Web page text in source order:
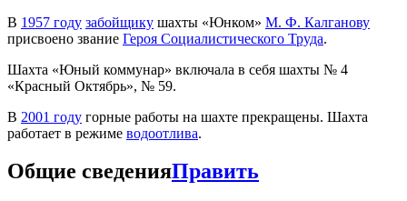
В 1957 году забойщику шахты «Юнком» М. Ф. Калганову
присвоено звание Героя Социалистического Труда.
Шахта «Юный коммунар» включала в себя шахты № 4
«Красный Октябрь», № 59.
В 2001 году горные работы на шахте прекращены. Шахта
работает в режиме водоотлива.
Общие сведенияПравить